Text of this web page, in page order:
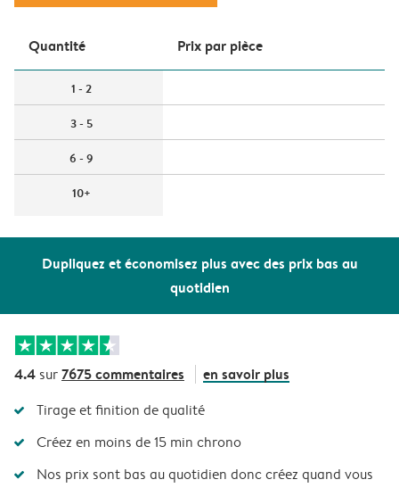
Dupliquez et économisez plus avec des prix bas au
quotidien
Quantité Prix ​​par pièce
1 - 2
3 - 5
6 - 9
10+
4.4 sur7675 commentaires en savoir plus
Tirage et finition de qualité
Créez en moins de 15 min chrono
Nos prix sont bas au quotidien donc créez quand vous